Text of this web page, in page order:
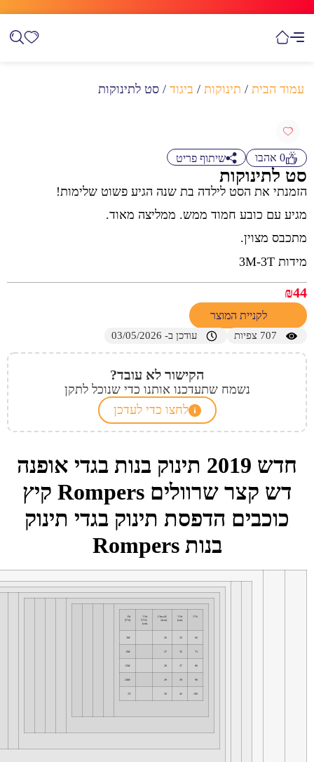
עמוד הבית / תינוקות / ביגוד / סט לתינוקות
0 אהבו שיתוף פריט
סט לתינוקות
הזמנתי את הסט לילדה בת שנה הגיע פשוט שלימות!
מגיע עם כובע חמוד ממש. ממליצה מאוד.
מתכבס מצוין.
מידות 3M-3T
₪44
לקניית המוצר
707 צפיות עודכן ב- 03/05/2026
הקישור לא עובד?
נשמח שתעדכנו אותנו כדי שנוכל לתקן
לחצו כדי לעדכן
חדש 2019 תינוק בנות בגדי אופנה
דש קצר שרוולים Rompers קיץ
כוכבים הדפסת תינוק בגדי תינוק
בנות Rompers
גודל:
אורך
(cm)
ChestX
2(cm)
אורך
שרוול
(cm)
Fit
(גודל)
66
33
26
3M
73
35
27
6M
80
37
28
12M
90
39
29
24M
100
42
30
3T